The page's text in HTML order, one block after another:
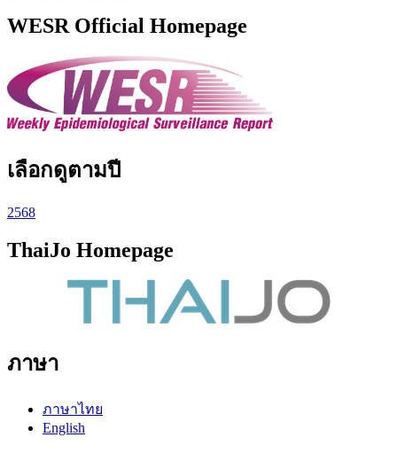
WESR Official Homepage
เลือกดูตามปี
2568
ThaiJo Homepage
ภาษา
ภาษาไทย
English